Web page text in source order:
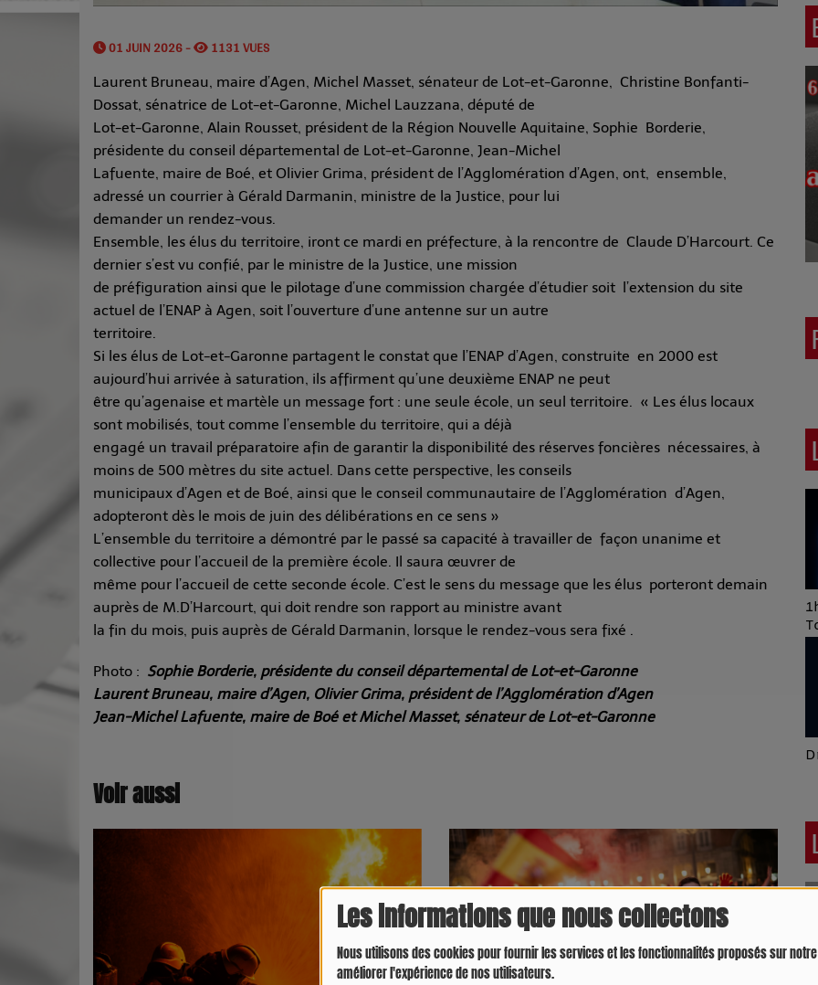
Les informations que nous collectons
Nous utilisons des cookies pour fournir les services et les fonctionnalités proposés sur
améliorer l'expérience de nos utilisateurs.
01 JUIN 2026 - 1131 VUES
Laurent Bruneau, maire d’Agen, Michel Masset, sénateur de Lot-et-Garonne, Christine Bonfanti-
Dossat, sénatrice de Lot-et-Garonne, Michel Lauzzana, député de
Lot-et-Garonne, Alain Rousset, président de la Région Nouvelle Aquitaine, Sophie Borderie,
présidente du conseil départemental de Lot-et-Garonne, Jean-Michel
Lafuente, maire de Boé, et Olivier Grima, président de l’Agglomération d’Agen, ont, ensemble,
adressé un courrier à Gérald Darmanin, ministre de la Justice, pour lui
demander un rendez-vous.
Ensemble, les élus du territoire, iront ce mardi en préfecture, à la rencontre de Claude D’Harcourt. Ce
dernier s’est vu confié, par le ministre de la Justice, une mission
de préfiguration ainsi que le pilotage d’une commission chargée d’étudier soit l’extension du site
actuel de l’ENAP à Agen, soit l’ouverture d’une antenne sur un autre
territoire.
Si les élus de Lot-et-Garonne partagent le constat que l’ENAP d’Agen, construite en 2000 est
aujourd’hui arrivée à saturation, ils affirment qu’une deuxième ENAP ne peut
être qu’agenaise et martèle un message fort : une seule école, un seul territoire. « Les élus locaux
sont mobilisés, tout comme l’ensemble du territoire, qui a déjà
engagé un travail préparatoire afin de garantir la disponibilité des réserves foncières nécessaires, à
moins de 500 mètres du site actuel. Dans cette perspective, les conseils
municipaux d’Agen et de Boé, ainsi que le conseil communautaire de l’Agglomération d’Agen,
adopteront dès le mois de juin des délibérations en ce sens »
L’ensemble du territoire a démontré par le passé sa capacité à travailler de façon unanime et
collective pour l’accueil de la première école. Il saura œuvrer de
même pour l’accueil de cette seconde école. C’est le sens du message que les élus porteront demain
auprès de M.D’Harcourt, qui doit rendre son rapport au ministre avant
la fin du mois, puis auprès de Gérald Darmanin, lorsque le rendez-vous sera fixé .
Photo : Sophie Borderie, présidente du conseil départemental de Lot-et-Garonne
Laurent Bruneau, maire d’Agen, Olivier Grima, président de l’Agglomération d’Agen
Jean-Michel Lafuente, maire de Boé et Michel Masset, sénateur de Lot-et-Garonne
Voir aussi